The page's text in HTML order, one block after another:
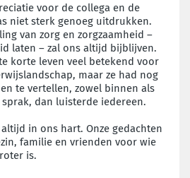
voor de collega en de
niet sterk genoeg uitdrukken.
van zorg en zorgzaamheid –
laten – zal ons altijd bijblijven.
korte leven veel betekend voor
maar ze had nog
te vertellen, zowel binnen als
sprak, dan luisterde iedereen.
in ons hart. Onze gedachten
familie en vrienden voor wie
is.